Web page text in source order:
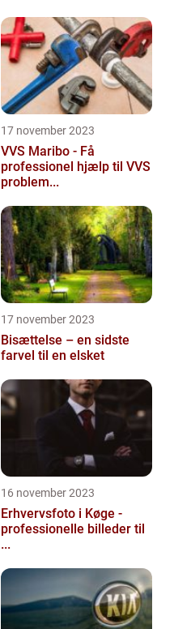
17 november 2023
VVS Maribo - Få
professionel hjælp til VVS
problem...
17 november 2023
Bisættelse – en sidste
farvel til en elsket
16 november 2023
Erhvervsfoto i Køge -
professionelle billeder til
...